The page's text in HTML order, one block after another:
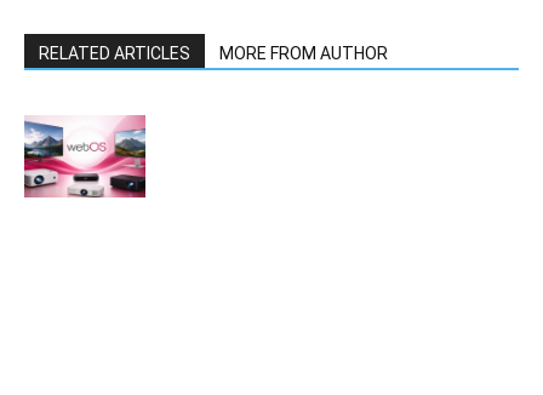
RELATED ARTICLES MORE FROM AUTHOR